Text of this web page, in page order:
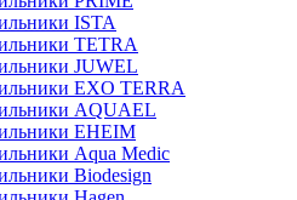
ISTA
TETRA
JUWEL
EXO TERRA
AQUAEL
EHEIM
Aqua Medic
Biodesign